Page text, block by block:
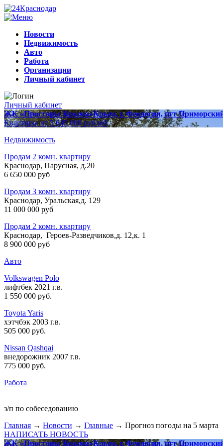
Новости
Недвижимость
Авто
Работа
Организации
Личный кабинет
Личный кабинет
ЖК «Просторы Крыма»Крым, г. Феодосия, пгт
Квартиры от 5 645 000 рублей
Недвижимость
Продам 2 комн. квартиру
Краснодар, Парусная, д.20
6 650 000 руб
Продам 3 комн. квартиру
Краснодар, Уральская,д. 129
11 000 000 руб
Продам 2 комн. квартиру
Краснодар, Героев-Разведчиков,д. 12,к. 1
8 900 000 руб
Авто
Volkswagen Polo
лифтбек 2021 г.в.
1 550 000 руб.
Toyota Yaris
хэтчбэк 2003 г.в.
505 000 руб.
Nissan Qashqai
внедорожник 2007 г.в.
775 000 руб.
Работа
з/п по собеседованию
Главная → Новости → Главные → Прогноз погоды на 5 марта
НАПИСАТЬ НОВОСТЬ
ЖК «Просторы Крыма»Крым, г. Феодосия, пгт